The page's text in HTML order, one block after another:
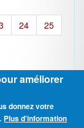
24
25
- Mentions légales
améliorer
donnez votre
Plus d'information